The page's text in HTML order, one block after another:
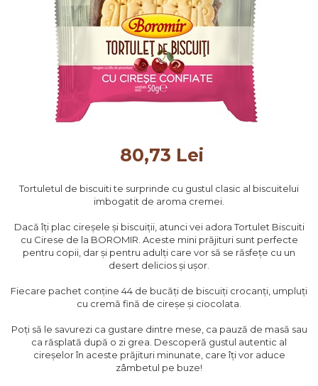
80,73 Lei
Tortuletul de biscuiti te surprinde cu gustul clasic al biscuitelui
imbogatit de aroma cremei.
Dacă îți plac cireșele și biscuiții, atunci vei adora Tortulet Biscuiti
cu Cirese de la BOROMIR. Aceste mini prăjituri sunt perfecte
pentru copii, dar și pentru adulți care vor să se răsfețe cu un
desert delicios și ușor.
Fiecare pachet conține 44 de bucăți de biscuiți crocanți, umpluți
cu cremă fină de cireșe și ciocolata.
Poți să le savurezi ca gustare dintre mese, ca pauză de masă sau
ca răsplată după o zi grea. Descoperă gustul autentic al
cireșelor în aceste prăjituri minunate, care îți vor aduce
zâmbetul pe buze!